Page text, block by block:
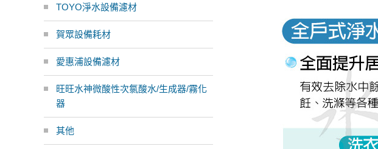
TOYO淨水設備濾材
賀眾設備耗材
愛惠浦設備濾材
旺旺水神微酸性次氯酸水/生成器/霧化
器
其他